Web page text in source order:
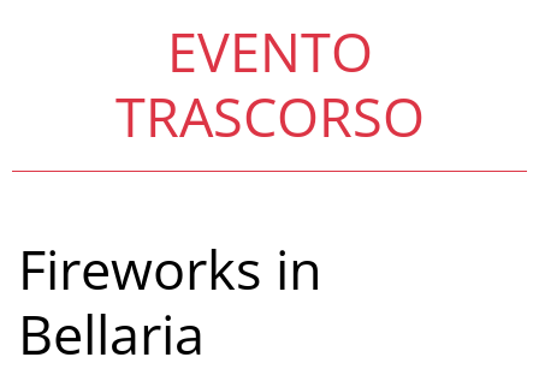
EVENTO
TRASCORSO
Fireworks in
Bellaria